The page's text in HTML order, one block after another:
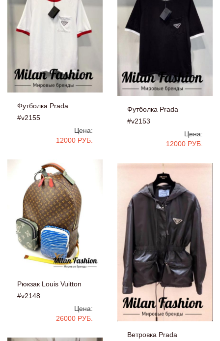
Футболка Prada
#v2155
Цена:
12000 РУБ.
Футболка Prada
#v2153
Цена:
12000 РУБ.
Рюкзак Louis Vuitton
#v2148
Цена:
26000 РУБ.
Ветровка Prada